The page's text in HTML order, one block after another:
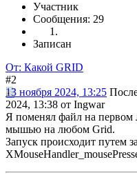
Участник
Сообщения: 29
Записан
От: Какой GRID
#2
13 ноября 2024, 13:25
2024, 13:38 от Ingwar
Я поменял файл на первом
мышью на любом Grid.
Запуск происходит путем